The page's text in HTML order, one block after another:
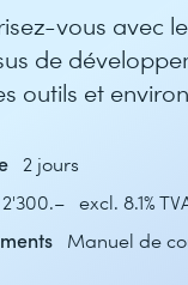
vous avec
de
outils et
2 jours
2'300.– excl. 8.1%
Manuel de